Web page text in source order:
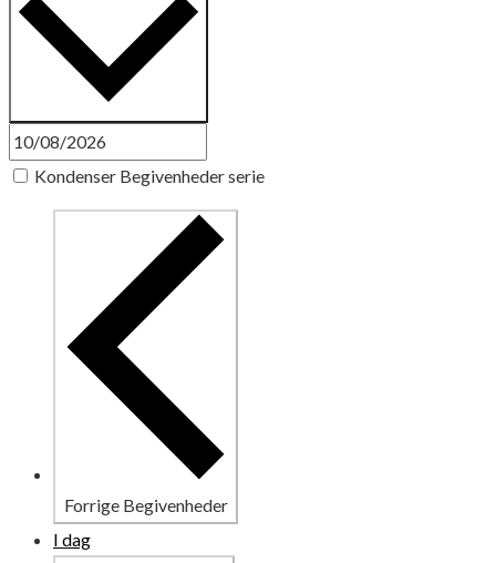
Kondenser Begivenheder serie
Forrige Begivenheder
I dag